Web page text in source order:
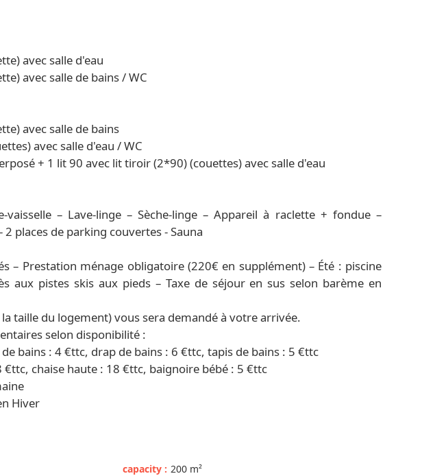
avec salle d'eau
avec salle de bains / WC
avec salle de bains
avec salle d'eau / WC
+ 1 lit 90 avec lit tiroir (2*90) (couettes) avec salle d'eau
vaisselle – Lave-linge – Sèche-linge – Appareil à raclette + fondue –
places de parking couvertes - Sauna
– Prestation ménage obligatoire (220€ en supplément) – Été : piscine
aux pistes skis aux pieds – Taxe de séjour en sus selon barème en
taille du logement) vous sera demandé à votre arrivée.
selon disponibilité :
bains : 4 €ttc, drap de bains : 6 €ttc, tapis de bains : 5 €ttc
€ttc, chaise haute : 18 €ttc, baignoire bébé : 5 €ttc
Hiver
capacity : 200 m²